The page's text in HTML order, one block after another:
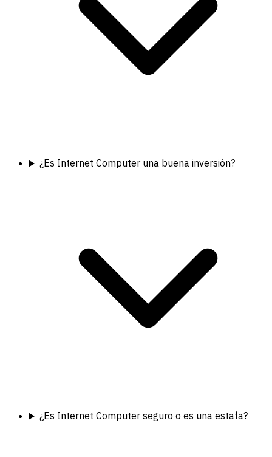
¿Es Internet Computer una buena inversión?
¿Es Internet Computer seguro o es una estafa?